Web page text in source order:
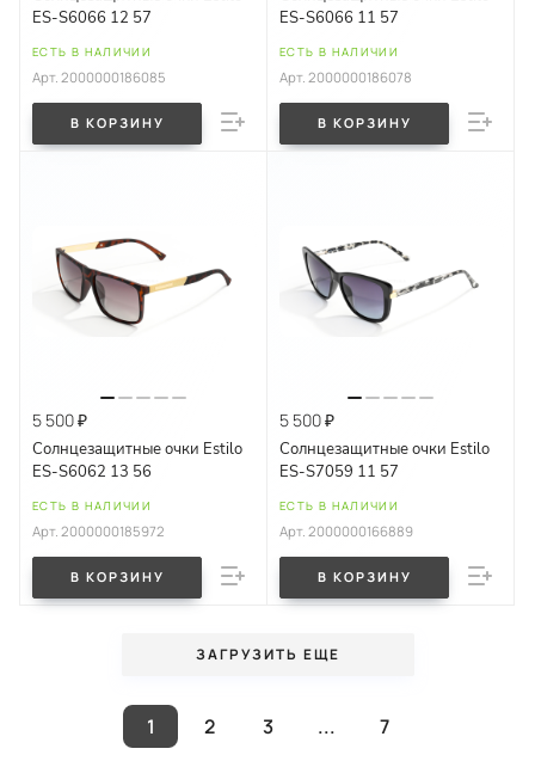
ES-S6066 12 57
ЕСТЬ В НАЛИЧИИ
Арт. 2000000186085
В КОРЗИНУ
ES-S6066 11 57
ЕСТЬ В НАЛИЧИИ
Арт. 2000000186078
В КОРЗИНУ
5 500 ₽
Солнцезащитные очки Estilo
ES-S6062 13 56
ЕСТЬ В НАЛИЧИИ
Арт. 2000000185972
В КОРЗИНУ
5 500 ₽
Солнцезащитные очки Estilo
ES-S7059 11 57
ЕСТЬ В НАЛИЧИИ
Арт. 2000000166889
В КОРЗИНУ
ЗАГРУЗИТЬ ЕЩЕ
1 2 3 ... 7